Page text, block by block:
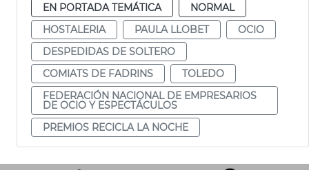
EN PORTADA TEMÁTICA
NORMAL
HOSTALERIA
PAULA LLOBET
OCIO
DESPEDIDAS DE SOLTERO
COMIATS DE FADRINS
TOLEDO
FEDERACIÓN NACIONAL DE EMPRESARIOS
DE OCIO Y ESPECTÁCULOS
PREMIOS RECICLA LA NOCHE